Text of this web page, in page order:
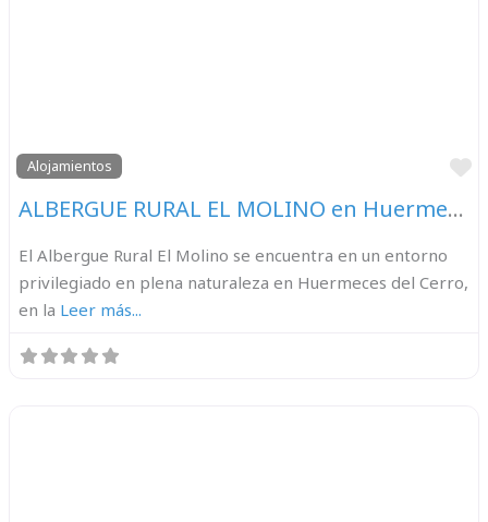
Alojamientos
ALBERGUE RURAL EL MOLINO en Huermeces del Cerro
El Albergue Rural El Molino se encuentra en un entorno
privilegiado en plena naturaleza en Huermeces del Cerro,
en la Leer más...